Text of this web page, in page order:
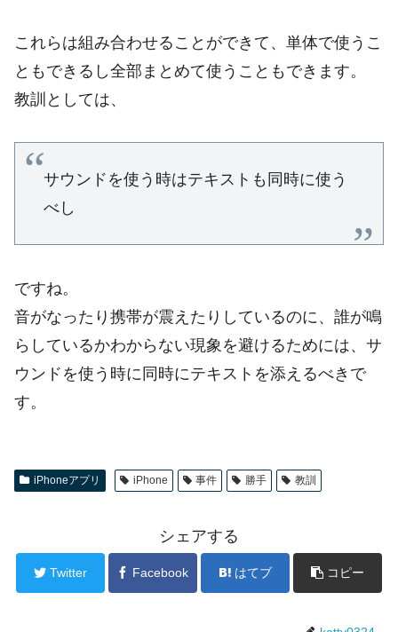
これらは組み合わせることができて、単体で使うこ
ともできるし全部まとめて使うこともできます。
教訓としては、
サウンドを使う時はテキストも同時に使う
べし
ですね。
音がなったり携帯が震えたりしているのに、誰が鳴
らしているかわからない現象を避けるためには、サ
ウンドを使う時に同時にテキストを添えるべきで
す。
iPhoneアプリ iPhone 事件 勝手 教訓
シェアする
Twitter Facebook はてブ コピー